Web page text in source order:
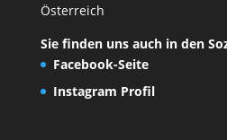
Österreich
Sie finden uns auch in den
Facebook-Seite
Instagram Profil